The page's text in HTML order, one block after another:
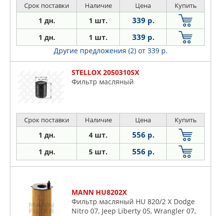
Срок поставки Наличие Цена Купить
1 дн. 1 шт. 339 р.
1 дн. 1 шт. 339 р.
Другие предложения (2) от 339 р.
STELLOX 2050310SX
Фильтр масляный
Срок поставки Наличие Цена Купить
1 дн. 4 шт. 556 р.
1 дн. 5 шт. 556 р.
MANN HU8202X
Фильтр масляный HU 820/2 X Dodge
Nitro 07, Jeep Liberty 05, Wrangler 07,